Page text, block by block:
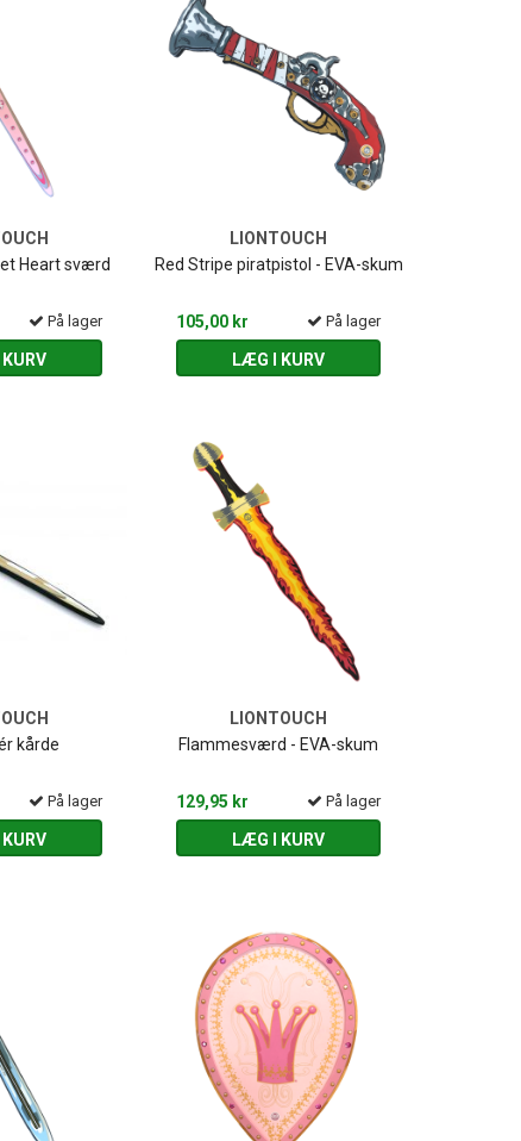
Heart sværd
På lager
LIONTOUCH
Red Stripe piratpistol - EVA-skum
105,00 kr På lager
LÆG I KURV
kårde
På lager
LIONTOUCH
Flammesværd - EVA-skum
129,95 kr På lager
LÆG I KURV